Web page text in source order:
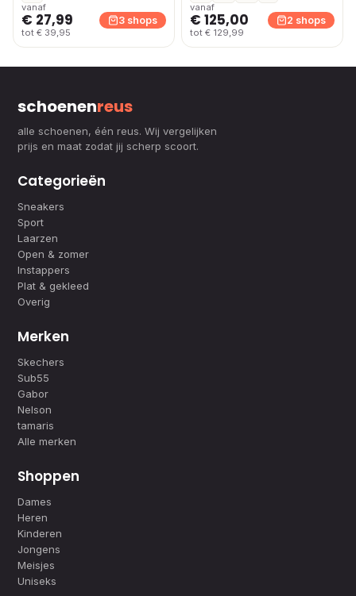
vanaf
€ 27,99
tot € 39,95
3 shops
vanaf
€ 125,00
tot € 129,99
2 shops
schoenenreus
alle schoenen, één reus. Wij vergelijken
prijs en maat zodat jij scherp scoort.
Categorieën
Sneakers
Sport
Laarzen
Open & zomer
Instappers
Plat & gekleed
Overig
Merken
Skechers
Sub55
Gabor
Nelson
tamaris
Alle merken
Shoppen
Dames
Heren
Kinderen
Jongens
Meisjes
Uniseks